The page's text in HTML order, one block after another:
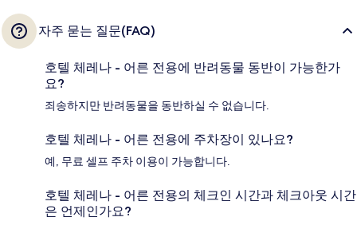
자주 묻는 질문(FAQ)
호텔 체레나 - 어른 전용에 반려동물 동반이 가능한가
요?
죄송하지만 반려동물을 동반하실 수 없습니다.
호텔 체레나 - 어른 전용에 주차장이 있나요?
예, 무료 셀프 주차 이용이 가능합니다.
호텔 체레나 - 어른 전용의 체크인 시간과 체크아웃 시간
은 언제인가요?